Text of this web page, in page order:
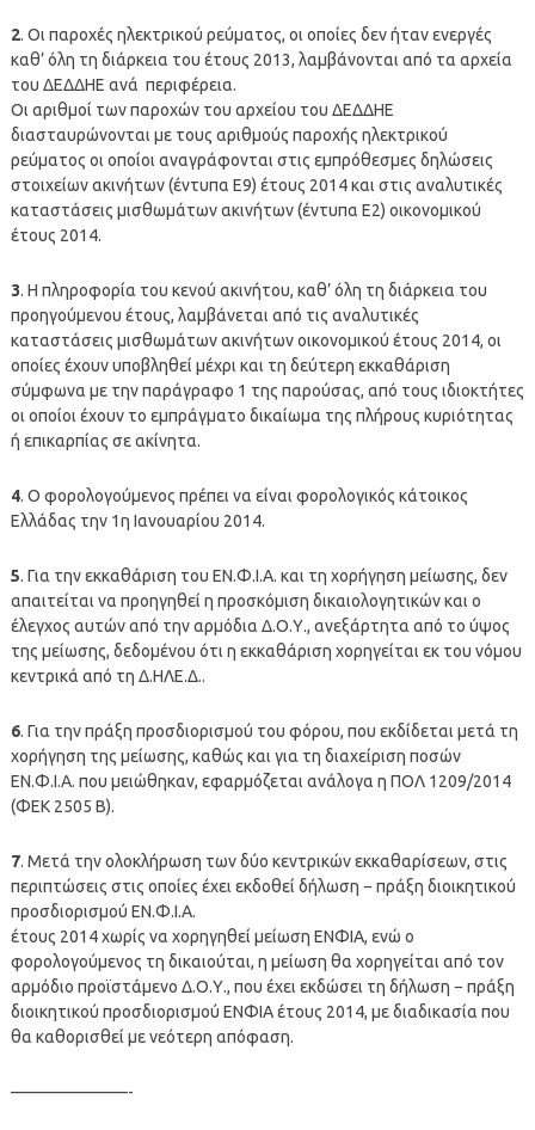
2. Οι παροχές ηλεκτρικού ρεύματος, οι οποίες δεν ήταν ενεργές
καθ’ όλη τη διάρκεια του έτους 2013, λαμβάνονται από τα αρχεία
του ΔΕΔΔΗΕ ανά περιφέρεια.
Οι αριθμοί των παροχών του αρχείου του ΔΕΔΔΗΕ
διασταυρώνονται με τους αριθμούς παροχής ηλεκτρικού
ρεύματος οι οποίοι αναγράφονται στις εμπρόθεσμες δηλώσεις
στοιχείων ακινήτων (έντυπα Ε9) έτους 2014 και στις αναλυτικές
καταστάσεις μισθωμάτων ακινήτων (έντυπα Ε2) οικονομικού
έτους 2014.
3. Η πληροφορία του κενού ακινήτου, καθ’ όλη τη διάρκεια του
προηγούμενου έτους, λαμβάνεται από τις αναλυτικές
καταστάσεις μισθωμάτων ακινήτων οικονομικού έτους 2014, οι
οποίες έχουν υποβληθεί μέχρι και τη δεύτερη εκκαθάριση
σύμφωνα με την παράγραφο 1 της παρούσας, από τους ιδιοκτήτες
οι οποίοι έχουν το εμπράγματο δικαίωμα της πλήρους κυριότητας
ή επικαρπίας σε ακίνητα.
4. Ο φορολογούμενος πρέπει να είναι φορολογικός κάτοικος
Ελλάδας την 1η Ιανουαρίου 2014.
5. Για την εκκαθάριση του ΕΝ.Φ.Ι.Α. και τη χορήγηση μείωσης, δεν
απαιτείται να προηγηθεί η προσκόμιση δικαιολογητικών και ο
έλεγχος αυτών από την αρμόδια Δ.Ο.Υ., ανεξάρτητα από το ύψος
της μείωσης, δεδομένου ότι η εκκαθάριση χορηγείται εκ του νόμου
κεντρικά από τη Δ.ΗΛΕ.Δ..
6. Για την πράξη προσδιορισμού του φόρου, που εκδίδεται μετά τη
χορήγηση της μείωσης, καθώς και για τη διαχείριση ποσών
ΕΝ.Φ.Ι.Α. που μειώθηκαν, εφαρμόζεται ανάλογα η ΠΟΛ 1209/2014
(ΦΕΚ 2505 Β).
7. Μετά την ολοκλήρωση των δύο κεντρικών εκκαθαρίσεων, στις
περιπτώσεις στις οποίες έχει εκδοθεί δήλωση − πράξη διοικητικού
προσδιορισμού ΕΝ.Φ.Ι.Α.
έτους 2014 χωρίς να χορηγηθεί μείωση ΕΝΦΙΑ, ενώ ο
φορολογούμενος τη δικαιούται, η μείωση θα χορηγείται από τον
αρμόδιο προϊστάμενο Δ.Ο.Υ., που έχει εκδώσει τη δήλωση − πράξη
διοικητικού προσδιορισμού ΕΝΦΙΑ έτους 2014, με διαδικασία που
θα καθορισθεί με νεότερη απόφαση.
———————-